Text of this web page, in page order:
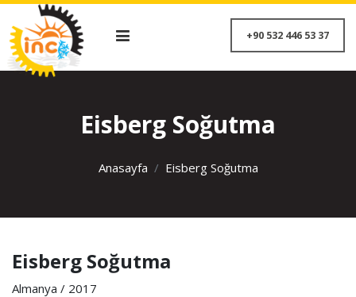
+90 532 446 53
Eisberg Soğutma
Anasayfa Eisberg Soğutma
Eisberg Soğutma
Almanya / 2017